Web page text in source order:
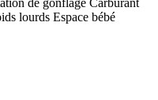
de gonflage Carburant
lourds Espace bébé